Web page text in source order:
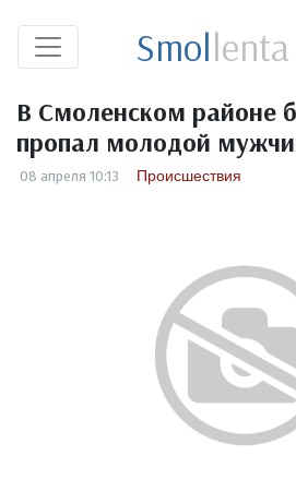
Smollenta
В Смоленском районе
пропал молодой
08 апреля 10:13 Происшествия